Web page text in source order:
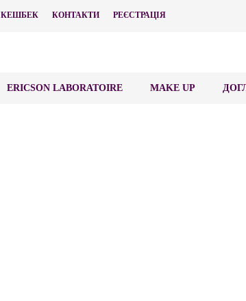
КЕШБЕК КОНТАКТИ РЕЄСТРАЦІЯ
ERICSON LABORATOIRE MAKE UP